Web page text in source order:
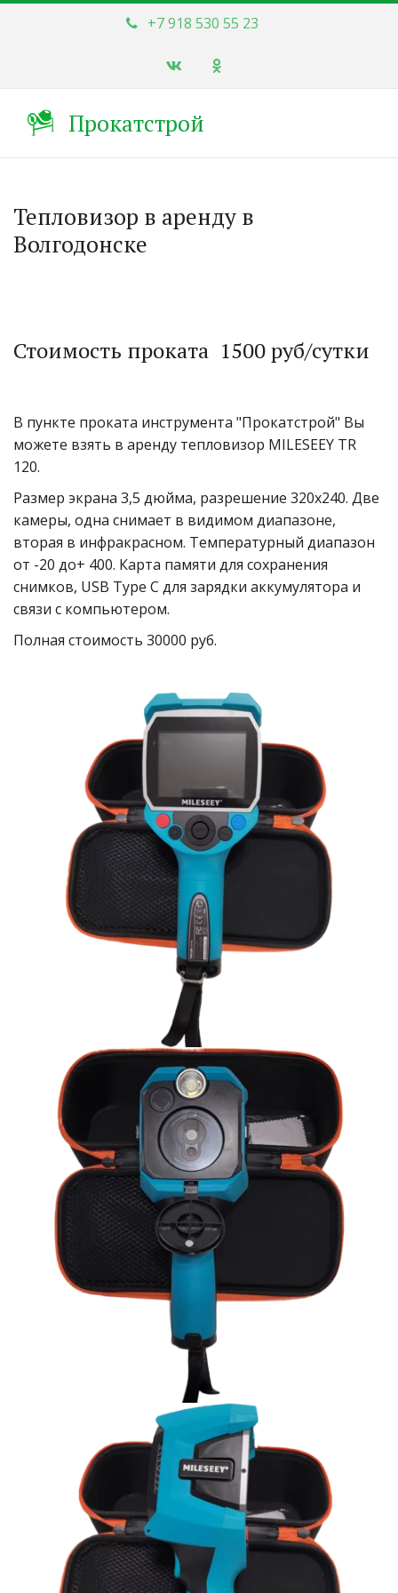
+7 918 530 55 23
Прокатстрой
Тепловизор в аренду в
Волгодонске
Стоимость проката  1500 руб/сутки
В пункте проката инструмента "Прокатстрой" Вы
можете взять в аренду тепловизор MILESEEY TR
120.
Размер экрана 3,5 дюйма, разрешение 320х240. Две
камеры, одна снимает в видимом диапазоне,
вторая в инфракрасном. Температурный диапазон
от -20 до+ 400. Карта памяти для сохранения
снимков, USB Type C для зарядки аккумулятора и
связи с компьютером.
Полная стоимость 30000 руб.